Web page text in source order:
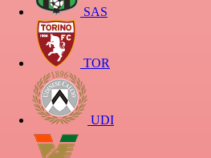
SAS
TOR
UDI